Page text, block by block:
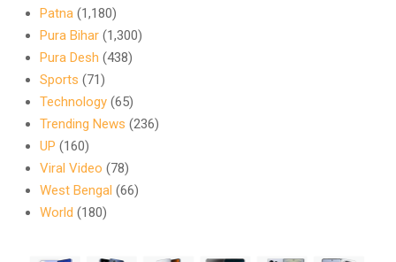
Patna (1,180)
Pura Bihar (1,300)
Pura Desh (438)
Sports (71)
Technology (65)
Trending News (236)
UP (160)
Viral Video (78)
West Bengal (66)
World (180)